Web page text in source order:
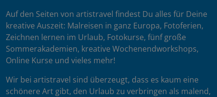
Auf den Seiten von artistravel findest Du alles für Deine
kreative Auszeit: Malreisen in ganz Europa, Fotoferien,
Zeichnen lernen im Urlaub, Fotokurse, fünf große
Sommerakademien, kreative Wochenendworkshops,
Online Kurse und vieles mehr!
Wir bei artistravel sind überzeugt, dass es kaum eine
schönere Art gibt, den Urlaub zu verbringen als malend,